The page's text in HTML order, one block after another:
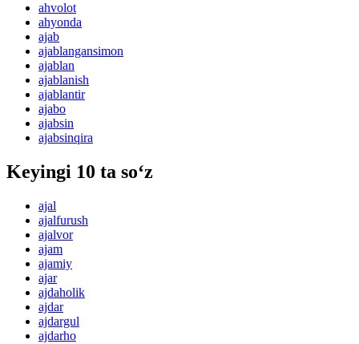
ahvolot
ahyonda
ajab
ajablangansimon
ajablan
ajablanish
ajablantir
ajabo
ajabsin
ajabsinqira
Keyingi 10 ta so‘z
ajal
ajalfurush
ajalvor
ajam
ajamiy
ajar
ajdaholik
ajdar
ajdargul
ajdarho